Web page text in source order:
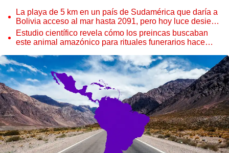
La playa de 5 km en un país de Sudamérica que daría a
Bolivia acceso al mar hasta 2091, pero hoy luce desierta
y abandonada
Estudio científico revela cómo los preincas buscaban
este animal amazónico para rituales funerarios hace